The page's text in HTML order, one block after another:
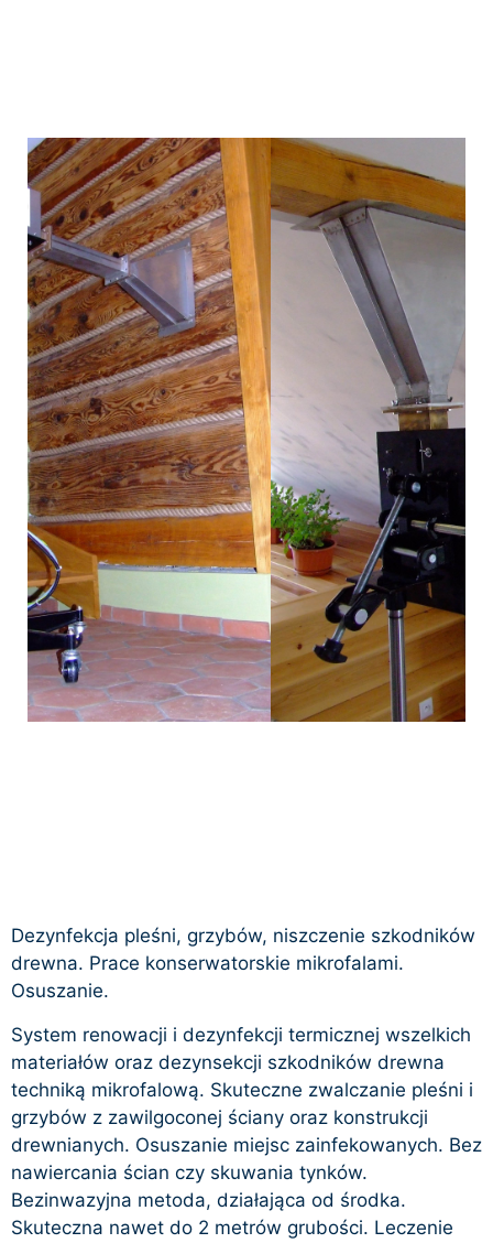
Dezynfekcja pleśni, grzybów, niszczenie szkodników
drewna. Prace konserwatorskie mikrofalami.
Osuszanie.
System renowacji i dezynfekcji termicznej wszelkich
materiałów oraz dezynsekcji szkodników drewna
techniką mikrofalową. Skuteczne zwalczanie pleśni i
grzybów z zawilgoconej ściany oraz konstrukcji
drewnianych. Osuszanie miejsc zainfekowanych. Bez
nawiercania ścian czy skuwania tynków.
Bezinwazyjna metoda, działająca od środka.
Skuteczna nawet do 2 metrów grubości. Leczenie